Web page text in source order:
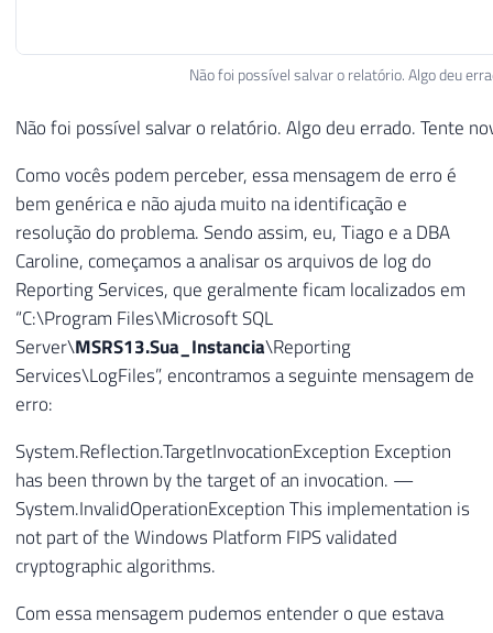
Não foi possível salvar o relatório. Algo deu
Não foi possível salvar o relatório. Algo deu errado. Tente
Como vocês podem perceber, essa mensagem de erro é
bem genérica e não ajuda muito na identificação e
resolução do problema. Sendo assim, eu, Tiago e a DBA
Caroline, começamos a analisar os arquivos de log do
Reporting Services, que geralmente ficam localizados em
“C:\Program Files\Microsoft SQL
Server\MSRS13.Sua_Instancia\Reporting
Services\LogFiles”, encontramos a seguinte mensagem de
erro:
System.Reflection.TargetInvocationException Exception
has been thrown by the target of an invocation. —
System.InvalidOperationException This implementation is
not part of the Windows Platform FIPS validated
cryptographic algorithms.
Com essa mensagem pudemos entender o que estava